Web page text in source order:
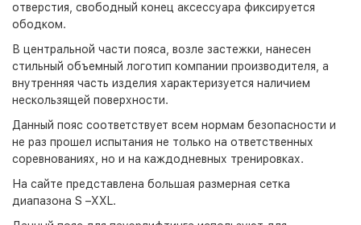
отверстия, свободный конец аксессуара фиксируется
ободком.
В центральной части пояса, возле застежки, нанесен
стильный объемный логотип компании производителя, а
внутренняя часть изделия характеризуется наличием
нескользящей поверхности.
Данный пояс соответствует всем нормам безопасности и
не раз прошел испытания не только на ответственных
соревнованиях, но и на каждодневных тренировках.
На сайте представлена большая размерная сетка
диапазона S –XXL.